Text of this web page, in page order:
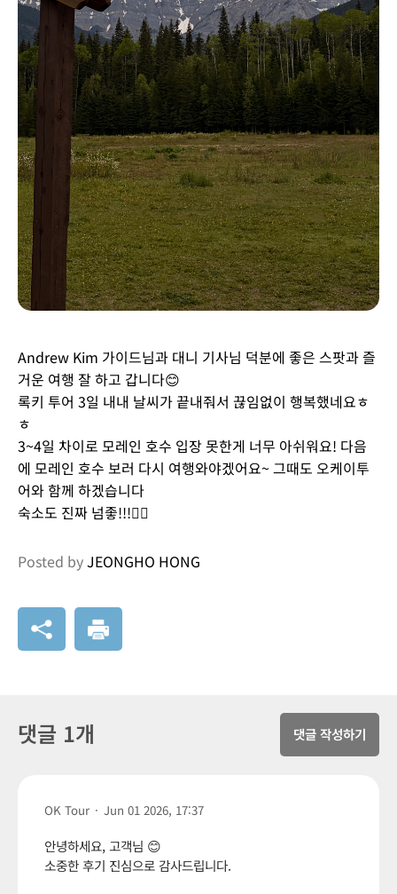
Andrew Kim 가이드님과 대니 기사님 덕분에 좋은 스팟과 즐
거운 여행 잘 하고 갑니다😊
록키 투어 3일 내내 날씨가 끝내줘서 끊임없이 행복했네요ㅎ
ㅎ
3~4일 차이로 모레인 호수 입장 못한게 너무 아쉬워요! 다음
에 모레인 호수 보러 다시 여행와야겠어요~ 그때도 오케이투
어와 함께 하겠습니다
숙소도 진짜 넘좋!!!👍🏻
Posted byJEONGHO HONG
댓글 1개 댓글 작성하기
OK Tour · Jun 01 2026, 17:37
안녕하세요, 고객님 😊
소중한 후기 진심으로 감사드립니다.